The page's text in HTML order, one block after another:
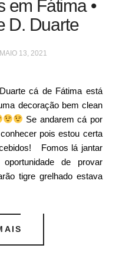
em Fátima •
D. Duarte
13, 2021
cá de Fátima está
decoração bem clean
Se andarem cá por
pois estou certa
Fomos lá jantar
de provar
tigre grelhado estava